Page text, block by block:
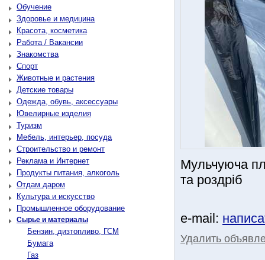
Обучение
Здоровье и медицина
Красота, косметика
Работа / Вакансии
Знакомства
Спорт
Животные и растения
Детские товары
Одежда, обувь, аксессуары
Ювелирные изделия
Туризм
Мебель, интерьер, посуда
Строительство и ремонт
Реклама и Интернет
Продукты питания, алкоголь
Отдам даром
Культура и искусство
Промышленное оборудование
Сырье и материалы
Бензин, дизтопливо, ГСМ
Бумага
Газ
Мульчуюча
та роздріб
e-mail:
Удалить